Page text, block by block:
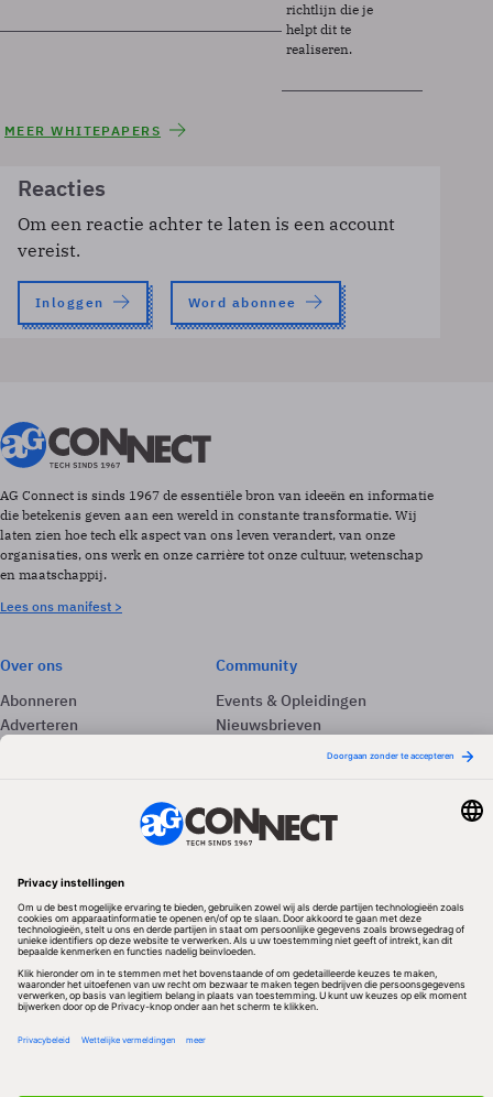
richtlijn die je
helpt dit te
realiseren.
MEER WHITEPAPERS
Reacties
Om een reactie achter te laten is een account
vereist.
Inloggen Word abonnee
AG Connect is sinds 1967 de essentiële bron van ideeën en informatie
die betekenis geven aan een wereld in constante transformatie. Wij
laten zien hoe tech elk aspect van ons leven verandert, van onze
organisaties, ons werk en onze carrière tot onze cultuur, wetenschap
en maatschappij.
Lees ons manifest >
Over ons
Abonneren
Adverteren
Community
Events & Opleidingen
Nieuwsbrieven
Redactionele partner